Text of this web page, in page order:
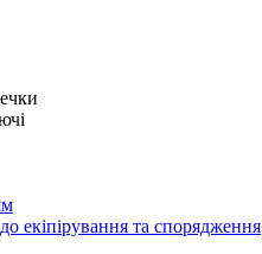
екіпірування та спорядження